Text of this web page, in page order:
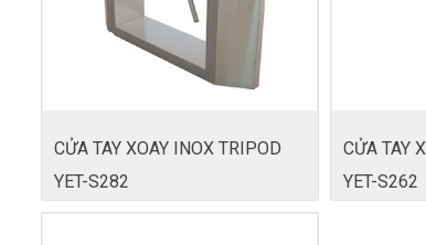
CỬA TAY XOAY INOX TRIPOD
YET-S282
CỬA TAY
YET-S262